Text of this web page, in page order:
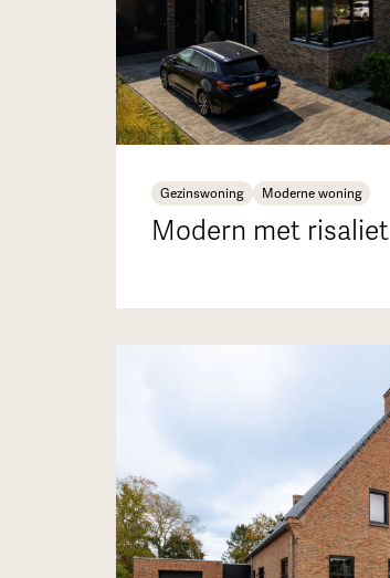
Gezinswoning Moderne woning
Modern met risaliet